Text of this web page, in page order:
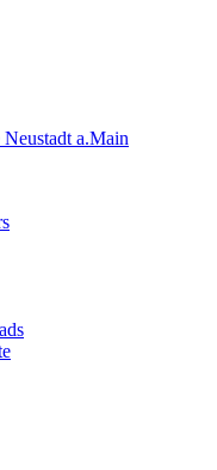
a.Main